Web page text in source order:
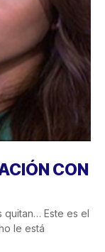
CON
quitan… Este es el
le está